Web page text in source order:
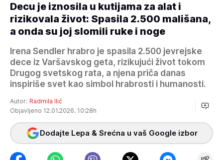
Decu je iznosila u kutijama za alat i
rizikovala život: Spasila 2.500 mališana,
a onda su joj slomili ruke i noge
Irena Sendler hrabro je spasila 2.500 jevrejske
dece iz Varšavskog geta, rizikujući život tokom
Drugog svetskog rata, a njena priča danas
inspiriše svet kao simbol hrabrosti i humanosti.
Autor: Radmila Ilić
Objavljeno 12.01.2026. 10:28h
Dodajte Lepa & Srećna u vaš Google izbor